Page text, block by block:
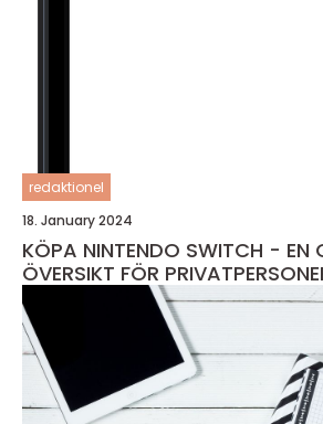
redaktionel
18. January 2024
KÖPA NINTENDO SWITCH - EN
ÖVERSIKT FÖR